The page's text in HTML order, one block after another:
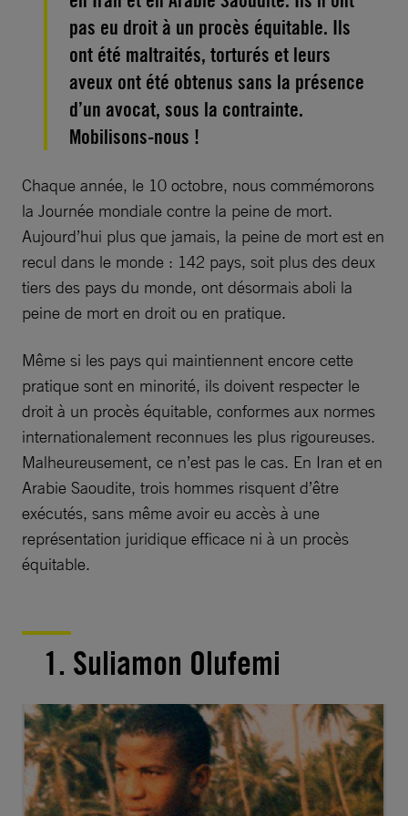
pas eu droit à un procès équitable. Ils
ont été maltraités, torturés et leurs
aveux ont été obtenus sans la présence
d’un avocat, sous la contrainte.
Mobilisons-nous !
Chaque année, le 10 octobre, nous commémorons
la Journée mondiale contre la peine de mort.
Aujourd’hui plus que jamais, la peine de mort est en
recul dans le monde : 142 pays, soit plus des deux
tiers des pays du monde, ont désormais aboli la
peine de mort en droit ou en pratique.
Même si les pays qui maintiennent encore cette
pratique sont en minorité, ils doivent respecter le
droit à un procès équitable, conformes aux normes
internationalement reconnues les plus rigoureuses.
Malheureusement, ce n’est pas le cas. En Iran et en
Arabie Saoudite, trois hommes risquent d’être
exécutés, sans même avoir eu accès à une
représentation juridique efficace ni à un procès
équitable.
1. Suliamon Olufemi